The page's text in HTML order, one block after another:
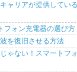
ャリアが提供してい
フォン充電器の選び方
を復旧させる方法
ゃない！スマートフ